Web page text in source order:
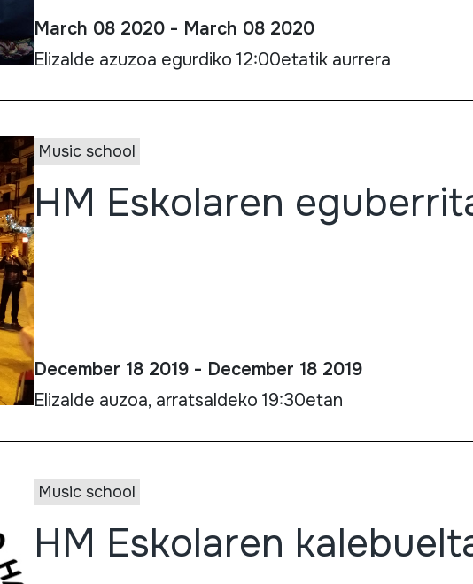
March 08 2020 - March 08 2020
Elizalde azuzoa egurdiko 12:00etatik aurrera
Music school
HM Eskolaren
December 18 2019 - December 18 2019
Elizalde auzoa, arratsaldeko 19:30etan
Music school
HM Eskolaren